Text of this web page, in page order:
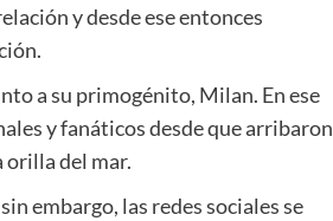
y desde ese entonces
a su primogénito, Milan. En ese
y fanáticos desde que arribaron
orilla del mar.
sin embargo, las redes sociales se